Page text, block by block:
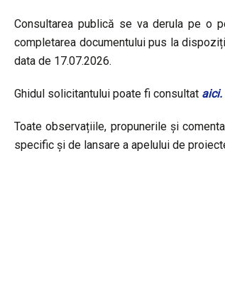
Consultarea publică se va derula pe o
completarea documentului pus la
data de 17.07.2026.
Ghidul solicitantului poate fi consultat aici.
Toate observațiile, propunerile și
specific și de lansare a apelului de